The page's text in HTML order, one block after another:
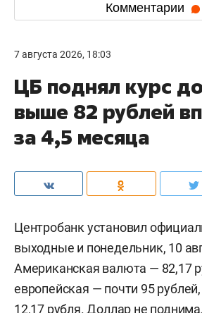
Комментарии
7 августа 2026, 18:03
ЦБ поднял курс
выше 82 рублей
за 4,5 месяца
Центробанк установил
выходные и понедельник, 10
Американская валюта — 82,17
европейская — почти 95
12,17 рубля. Доллар не